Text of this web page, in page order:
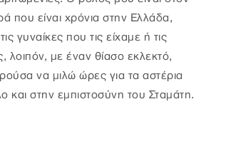
που είναι χρόνια στην Ελλάδα,
γυναίκες που τις είχαμε ή τις
με έναν θίασο εκλεκτό,
να μιλώ ώρες για τα αστέρια
και στην εμπιστοσύνη του Σταμάτη.